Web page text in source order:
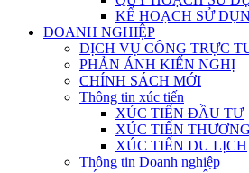
KẾ HOẠCH SỬ
DOANH NGHIỆP
DỊCH VỤ CÔNG TRỰC
PHẢN ÁNH KIẾN NGHỊ
CHÍNH SÁCH MỚI
Thông tin xúc tiến
XÚC TIẾN ĐẦU TƯ
XÚC TIẾN
XÚC TIẾN DU LỊCH
Thông tin Doanh nghiệp